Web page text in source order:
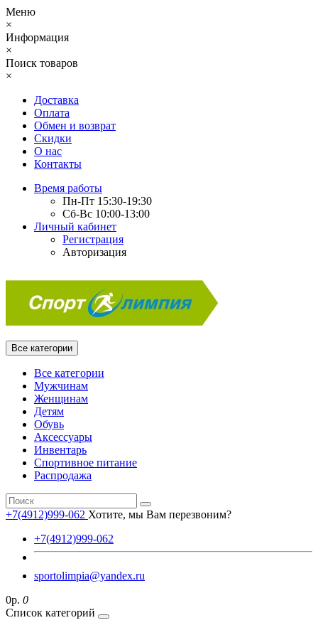
Меню
×
Информация
×
Поиск товаров
×
Доставка
Оплата
Обмен и возврат
Скидки
О нас
Контакты
Время работы
Пн-Пт 15:30-19:30
Сб-Вс 10:00-13:00
Личный кабинет
Регистрация
Авторизация
Все категории
Все категории
Мужчинам
Женщинам
Детям
Обувь
Аксессуары
Инвентарь
Спортивное питание
Распродажа
+7(4912)999-062 Хотите, мы Вам перезвоним?
+7(4912)999-062
sportolimpia@yandex.ru
0р. 0
Список категорий